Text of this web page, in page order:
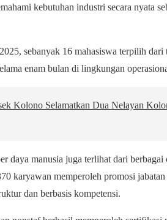
kebutuhan industri secara nyata
sebanyak 16 mahasiswa terpilih
enam bulan di lingkungan
Kolono Selamatkan Dua Nelayan
daya manusia juga terlihat dari berbagai
karyawan memperoleh promosi
dan berbasis kompetensi.